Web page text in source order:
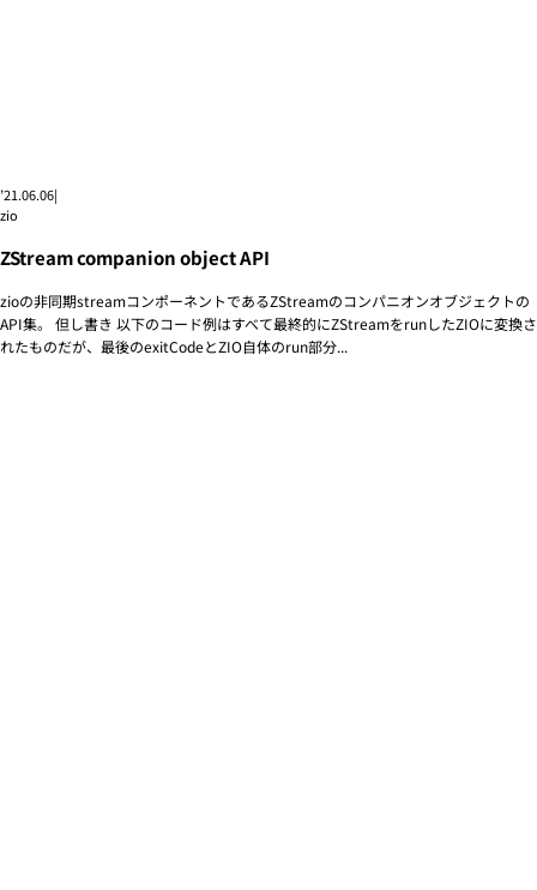
’21.06.06|
zio
ZStream companion object API
zioの非同期streamコンポーネントであるZStreamのコンパニオンオブジェクトの
API集。 但し書き 以下のコード例はすべて最終的にZStreamをrunしたZIOに変換さ
れたものだが、最後のexitCodeとZIO自体のrun部分...